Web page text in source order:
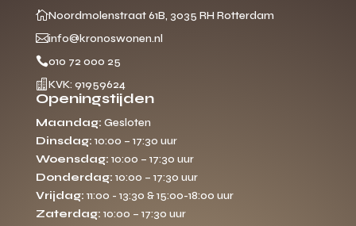
Noordmolenstraat 61B, 3035 RH Rotterdam
info@kronoswonen.nl
010 72 000 25
 KVK: 91959624
Openingstijden
Maandag: Gesloten
Dinsdag: 10:00 – 17:30 uur
Woensdag: 10:00 – 17:30 uur
Donderdag: 10:00 – 17:30 uur
Vrijdag: 11:00 - 13:30 & 15:00-18:00 uur
Zaterdag: 10:00 – 17:30 uur